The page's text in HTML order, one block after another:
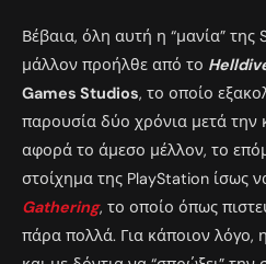
Βέβαια, όλη αυτή η “μανία”
μάλλον προήλθε από το
Games Studios, το οποίο
παρουσία δύο χρόνια μετά την
αφορά το άμεσο μέλλον, το
στοίχημα της PlayStation ίσως
Gathering, το οποίο όπως
πάρα πολλά. Για κάποιον λόγο,